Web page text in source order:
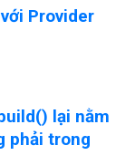
Provider
lại nằm
phải trong